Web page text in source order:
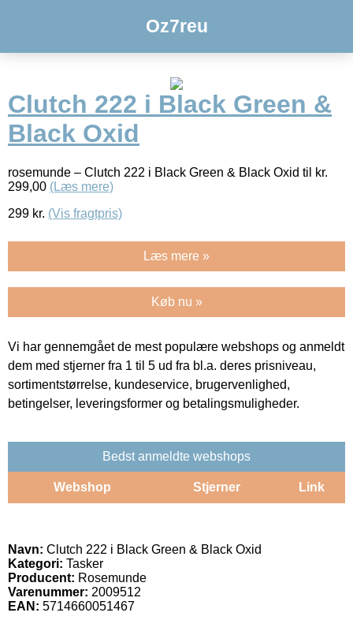
Oz7reu
Clutch 222 i Black Green &
Black Oxid
rosemunde – Clutch 222 i Black Green & Black Oxid til kr.
299,00 (Læs mere)
299 kr. (Vis fragtpris)
Læs mere »
Køb nu »
Vi har gennemgået de mest populære webshops og anmeldt
dem med stjerner fra 1 til 5 ud fra bl.a. deres prisniveau,
sortimentstørrelse, kundeservice, brugervenlighed,
betingelser, leveringsformer og betalingsmuligheder.
Bedst anmeldte webshops
Webshop Stjerner Link
Navn: Clutch 222 i Black Green & Black Oxid
Kategori: Tasker
Producent: Rosemunde
Varenummer: 2009512
EAN: 5714660051467